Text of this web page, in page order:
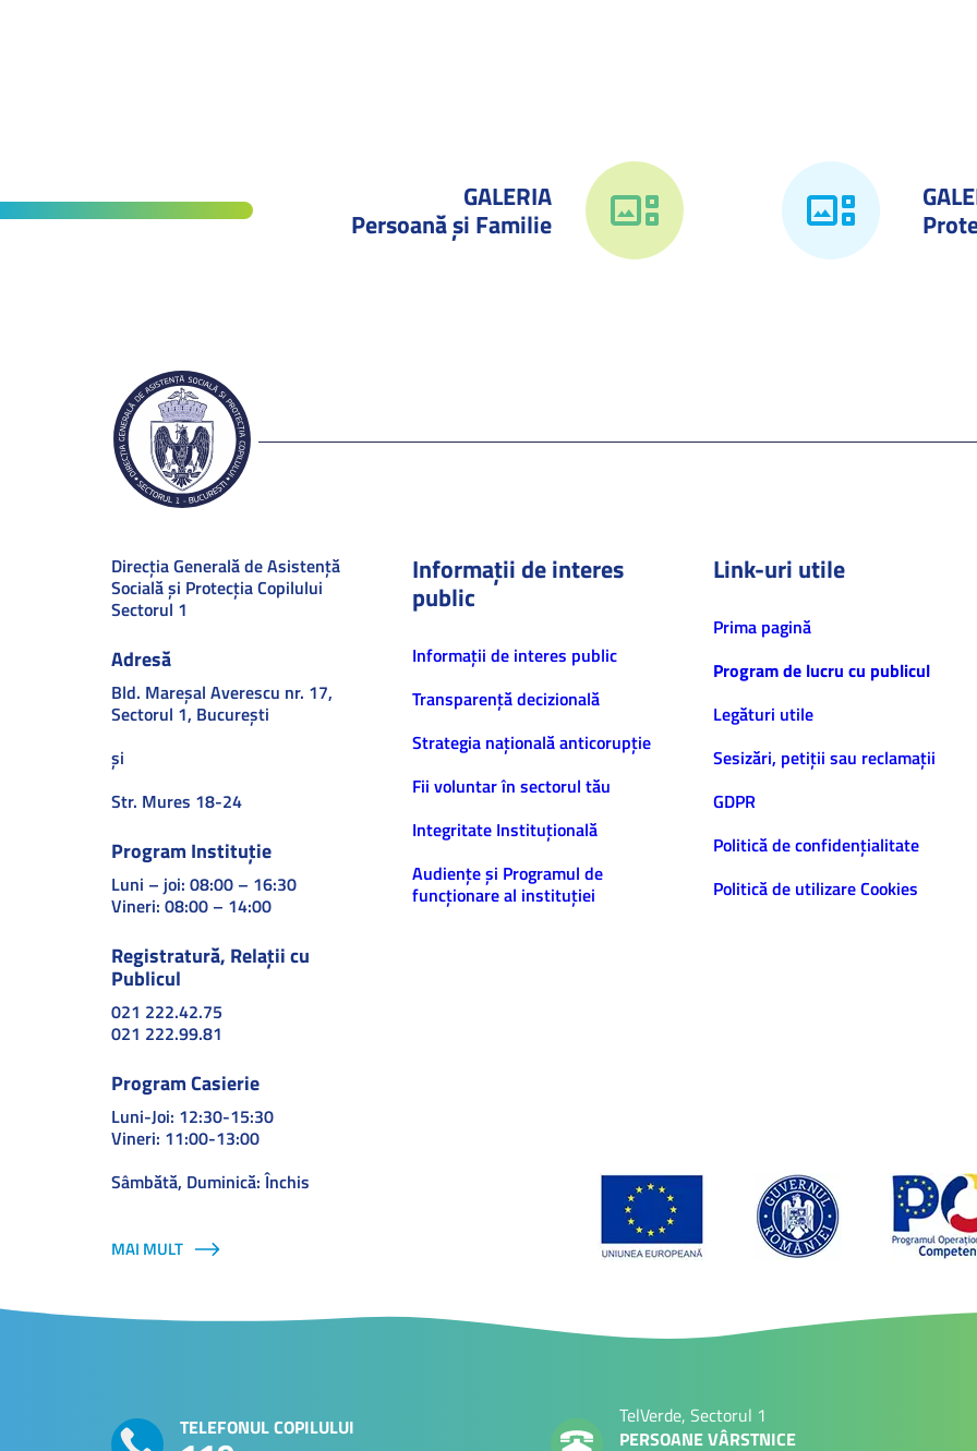
GALERIA
Persoană și Familie
Direcţia Generală de Asistenţă
Socială şi Protecţia Copilului
Sectorul 1
Adresă
Bld. Mareşal Averescu nr. 17,
Sectorul 1, Bucureşti
și
Str. Mures 18-24
Program Instituție
Luni – joi: 08:00 – 16:30
Vineri: 08:00 – 14:00
Registratură, Relații cu
Publicul
021 222.42.75
021 222.99.81
Program Casierie
Luni-Joi: 12:30-15:30
Vineri: 11:00-13:00
Sâmbătă, Duminică: Închis
MAI MULT
Informații de interes
public
Informaţii de interes public
Transparență decizională
Strategia națională anticorupție
Fii voluntar în sectorul tău
Integritate Instituțională
Audiențe și Programul de
funcționare al instituției
Link-uri utile
Prima pagină
Program de lucru cu publicul
Legături utile
Sesizări, petiţii sau reclamații
GDPR
Politică de confidenţialitate
Politică de utilizare Cookies
TELEFONUL COPILULUI
TelVerde, Sectorul 1
PERSOANE VÂRSTNICE